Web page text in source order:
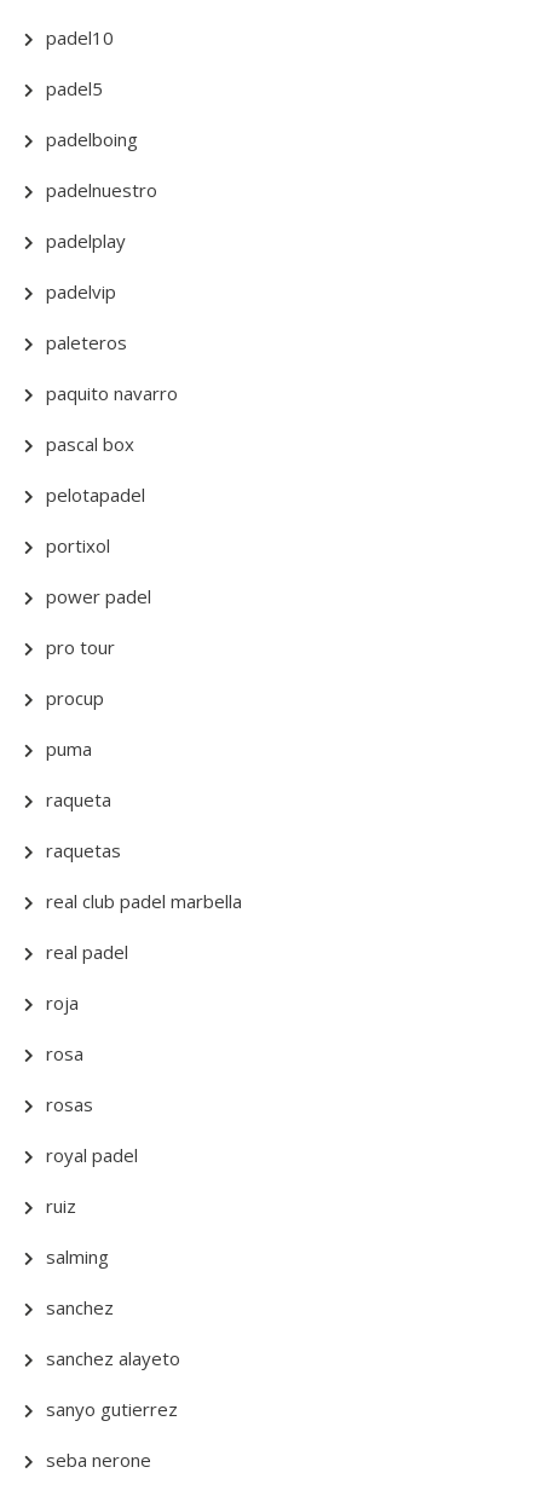
padel10
padel5
padelboing
padelnuestro
padelplay
padelvip
paleteros
paquito navarro
pascal box
pelotapadel
portixol
power padel
pro tour
procup
puma
raqueta
raquetas
real club padel marbella
real padel
roja
rosa
rosas
royal padel
ruiz
salming
sanchez
sanchez alayeto
sanyo gutierrez
seba nerone